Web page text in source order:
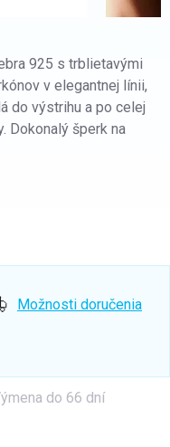
925 s trblietavými
v elegantnej línii,
do výstrihu a po celej
Dokonalý šperk na
Možnosti doručenia
do 66 dní